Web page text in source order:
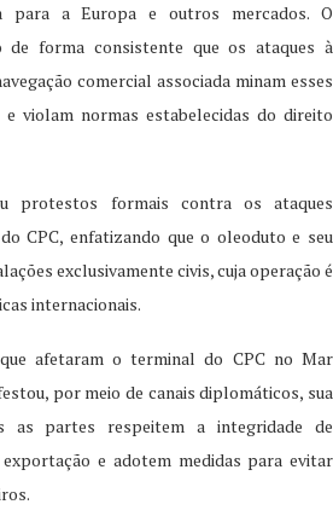
para a Europa e outros mercados. O
de forma consistente que os ataques à
comercial associada minam esses
violam normas estabelecidas do direito
protestos formais contra os ataques
CPC, enfatizando que o oleoduto e seu
exclusivamente civis, cuja operação é
internacionais.
afetaram o terminal do CPC no Mar
por meio de canais diplomáticos, sua
as partes respeitem a integridade de
e adotem medidas para evitar